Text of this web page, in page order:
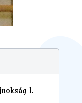
I.